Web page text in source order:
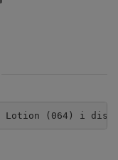
(064) i